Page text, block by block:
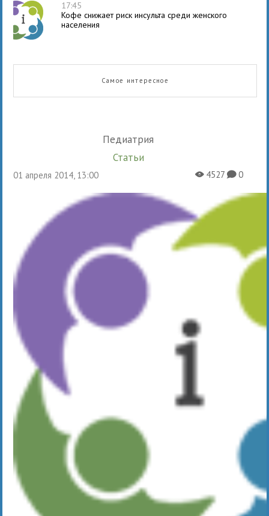
17:45
Кофе снижает риск инсульта среди женского
населения
Самое интересное
Педиатрия
Статьи
01 апреля 2014, 13:00 X4527K0